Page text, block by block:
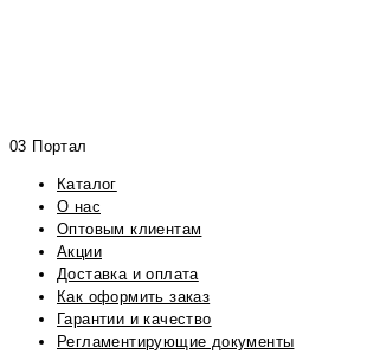
03 Портал
Каталог
О нас
Оптовым клиентам
Акции
Доставка и оплата
Как оформить заказ
Гарантии и качество
Регламентирующие документы